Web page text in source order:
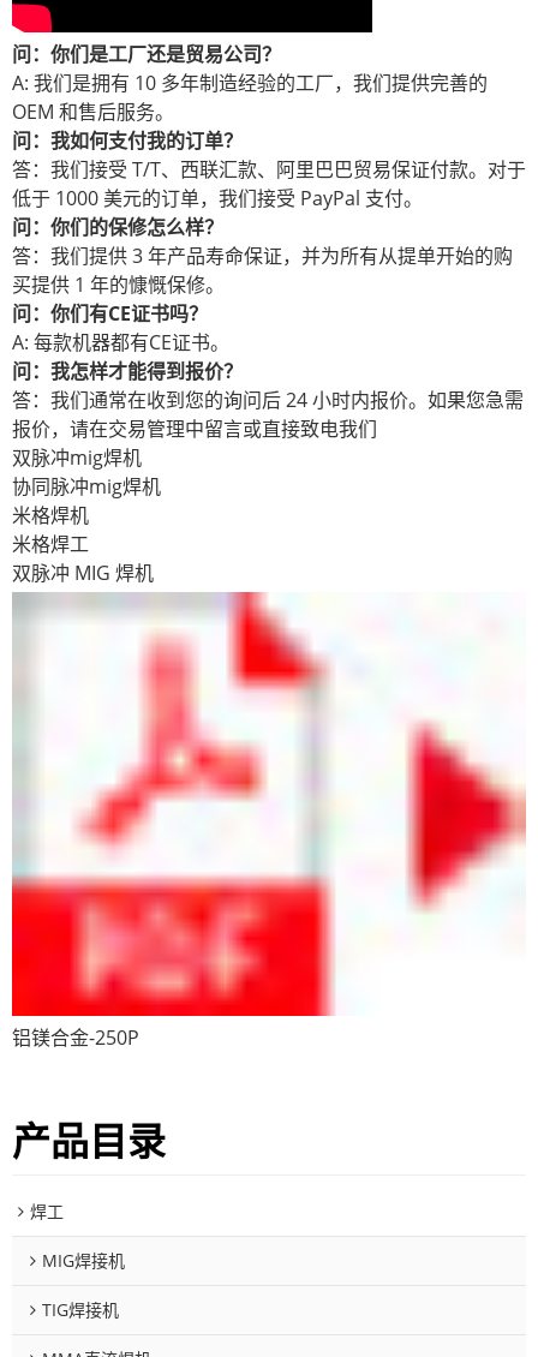
问：你们是工厂还是贸易公司？
A: 我们是拥有 10 多年制造经验的工厂，我们提供完善的
OEM 和售后服务。
问：我如何支付我的订单？
答：我们接受 T/T、西联汇款、阿里巴巴贸易保证付款。对于
低于 1000 美元的订单，我们接受 PayPal 支付。
问：你们的保修怎么样？
答：我们提供 3 年产品寿命保证，并为所有从提单开始的购
买提供 1 年的慷慨保修。
问：你们有CE证书吗？
A: 每款机器都有CE证书。
问：我怎样才能得到报价？
答：我们通常在收到您的询问后 24 小时内报价。如果您急需
报价，请在交易管理中留言或直接致电我们
双脉冲mig焊机
协同脉冲mig焊机
米格焊机
米格焊工
双脉冲 MIG 焊机
铝镁合金-250P
产品目录
焊工
MIG焊接机
TIG焊接机